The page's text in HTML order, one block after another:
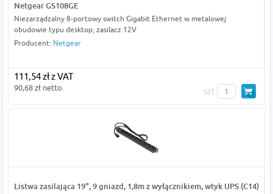
Netgear GS108GE
Niezarządzalny 8-portowy switch Gigabit Ethernet w metalowej
obudowie typu desktop, zasilacz 12V
Producent: Netgear
111,54 zł z VAT
90,68 zł netto szt
Listwa zasilająca 19", 9 gniazd, 1,8m z wyłącznikiem, wtyk UPS (C14)